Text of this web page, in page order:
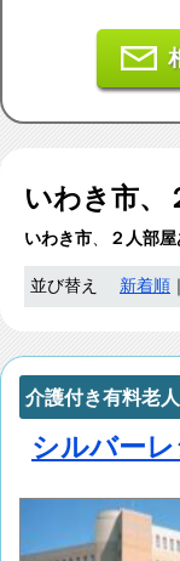
いわき市、
いわき市 ２人部屋
並び替え 新着順
介護付き有料老
シルバー